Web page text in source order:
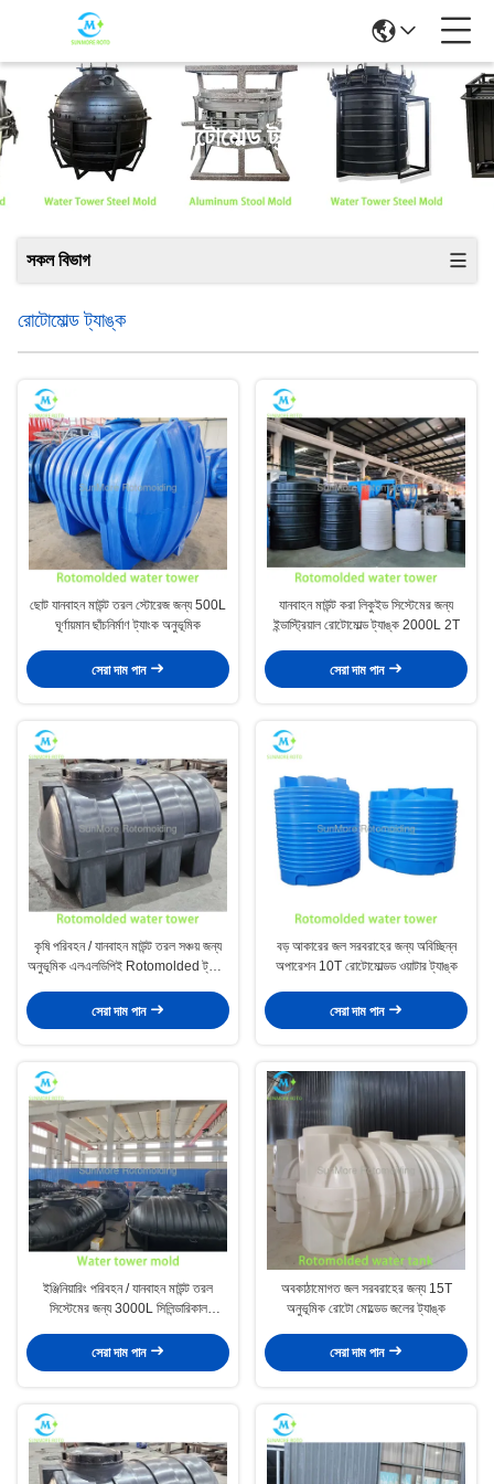
রোটোমোল্ড ট্যাঙ্ক
সকল বিভাগ
রোটোমোল্ড ট্যাঙ্ক
ছোট যানবাহন মাউন্ট তরল স্টোরেজ জন্য 500L
ঘূর্ণায়মান ছাঁচনির্মাণ ট্যাংক অনুভূমিক
সেরা দাম পান
যানবাহন মাউন্ট করা লিকুইড সিস্টেমের জন্য
ইন্ডাস্ট্রিয়াল রোটোমোল্ড ট্যাঙ্ক 2000L 2T
সেরা দাম পান
কৃষি পরিবহন / যানবাহন মাউন্ট তরল সঞ্চয় জন্য
অনুভূমিক এলএলডিপিই Rotomolded ট্যাংক
সেরা দাম পান
বড় আকারের জল সরবরাহের জন্য অবিচ্ছিন্ন
অপারেশন 10T রোটোমোল্ডড ওয়াটার ট্যাঙ্ক
সেরা দাম পান
ইঞ্জিনিয়ারিং পরিবহন / যানবাহন মাউন্ট তরল
সিস্টেমের জন্য 3000L সিলিন্ডারিকাল
সেরা দাম পান
অবকাঠামোগত জল সরবরাহের জন্য 15T
অনুভূমিক রোটো মোল্ডেড জলের ট্যাঙ্ক
সেরা দাম পান